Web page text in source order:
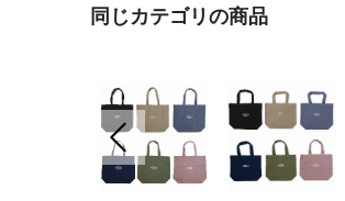
同じカテゴリの商品
前の画像